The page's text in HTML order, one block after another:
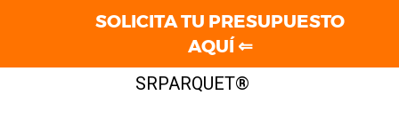
SRPARQUET®
SOLICITA TU PRESUPUESTO
AQUÍ ⇐